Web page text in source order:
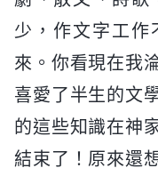
少，作文字工作
來。你看現在我
喜愛了半生的文
的這些知識在神
結束了！原來還